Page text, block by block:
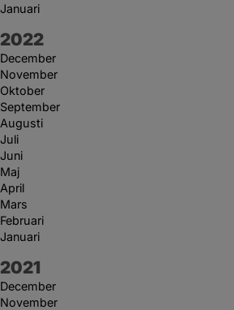
Januari
År:
2022
December
November
Oktober
September
Augusti
Juli
Juni
Maj
April
Mars
Februari
Januari
År:
2021
December
November